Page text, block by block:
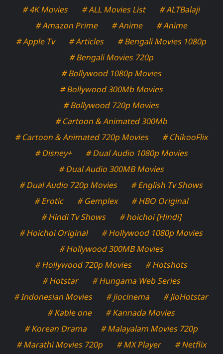
# 4K Movies
# ALL Movies List
# ALTBalaji
# Amazon Prime
# Anime
# Anime
# Apple Tv
# Articles
# Bengali Movies 1080p
# Bengali Movies 720p
# Bollywood 1080p Movies
# Bollywood 300Mb Movies
# Bollywood 720p Movies
# Cartoon & Animated 300Mb
# Cartoon & Animated 720p Movies
# ChikooFlix
# Disney+
# Dual Audio 1080p Movies
# Dual Audio 300MB Movies
# Dual Audio 720p Movies
# English Tv Shows
# Erotic
# Gemplex
# HBO Original
# Hindi Tv Shows
# hoichoi [Hindi]
# Hoichoi Original
# Hollywood 1080p Movies
# Hollywood 300MB Movies
# Hollywood 720p Movies
# Hotshots
# Hotstar
# Hungama Web Series
# Indonesian Movies
# jiocinema
# JioHotstar
# Kable one
# Kannada Movies
# Korean Drama
# Malayalam Movies 720p
# Marathi Movies 720p
# MX Player
# Netflix